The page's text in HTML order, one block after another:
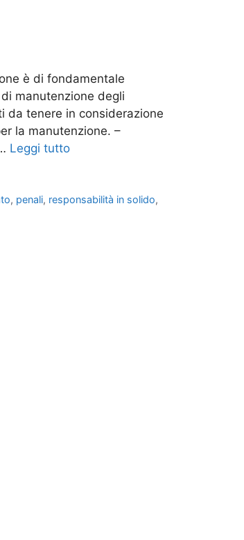
è di fondamentale
manutenzione degli
da tenere in considerazione
la manutenzione. –
Leggi tutto
, penali, responsabilità in solido,